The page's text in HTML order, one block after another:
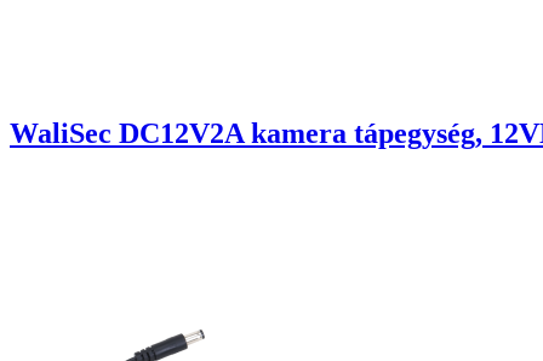
WaliSec DC12V2A kamera tápegység,